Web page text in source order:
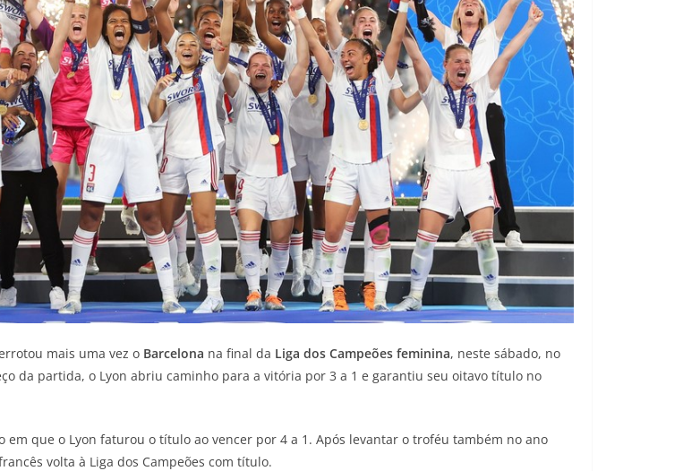
mais uma vez o Barcelona na final da Liga dos Campeões feminina, neste sábado, no
da partida, o Lyon abriu caminho para a vitória por 3 a 1 e garantiu seu oitavo título no
que o Lyon faturou o título ao vencer por 4 a 1. Após levantar o troféu também no ano
volta à Liga dos Campeões com título.